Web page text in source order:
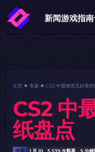
新闻游戏指南
主页 专题 CS2 中最便宜又好看的
CS2 中
纸盘点
专题 1 月 10 5,539 次觀看 5 分鐘